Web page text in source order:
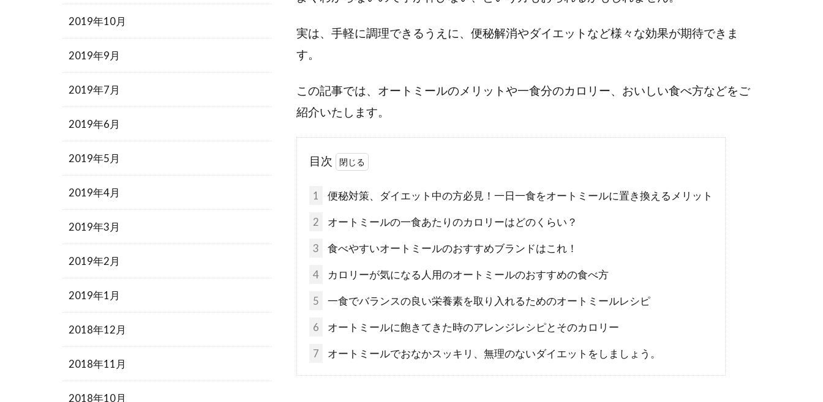
実は、手軽に調理できるうえに、便秘解消やダイエットなど様々な効果が期待できま
す。
この記事では、オートミールのメリットや一食分のカロリー、おいしい食べ方などをご
紹介いたします。
目次
1 便秘対策、ダイエット中の方必見！一日一食をオートミールに置き換えるメリット
2 オートミールの一食あたりのカロリーはどのくらい？
3 食べやすいオートミールのおすすめブランドはこれ！
4 カロリーが気になる人用のオートミールのおすすめの食べ方
5 一食でバランスの良い栄養素を取り入れるためのオートミールレシピ
6 オートミールに飽きてきた時のアレンジレシピとそのカロリー
7 オートミールでおなかスッキリ、無理のないダイエットをしましょう。
2019年10月
2019年9月
2019年7月
2019年6月
2019年5月
2019年4月
2019年3月
2019年2月
2019年1月
2018年12月
2018年11月
2018年10月